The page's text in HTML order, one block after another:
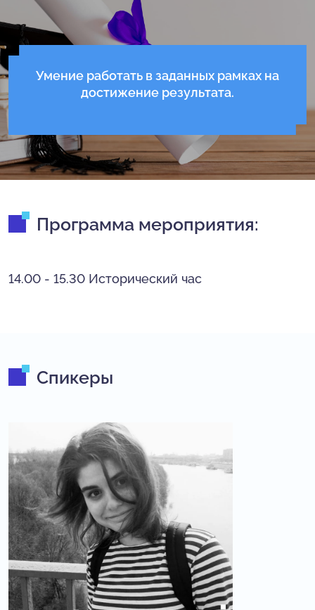
Умение работать в заданных рамках на
достижение результата.
Программа мероприятия:
14.00 - 15.30 Исторический час
Спикеры